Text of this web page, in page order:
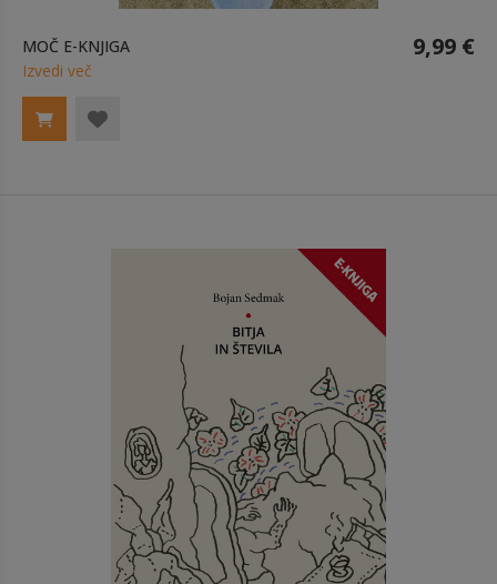
MOČ E-KNJIGA 9,99 €
Izvedi več